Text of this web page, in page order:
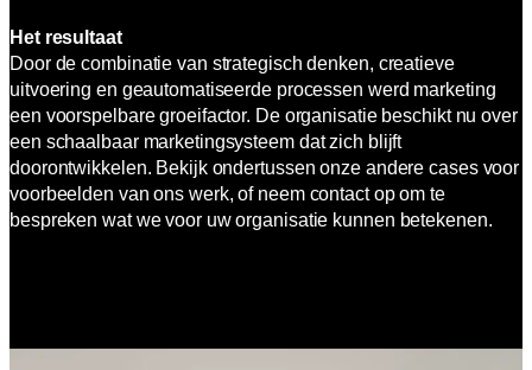
Het resultaat
Door de combinatie van strategisch denken, creatieve
uitvoering en geautomatiseerde processen werd marketing
een voorspelbare groeifactor. De organisatie beschikt nu over
een schaalbaar marketingsysteem dat zich blijft
doorontwikkelen. Bekijk ondertussen onze andere cases voor
voorbeelden van ons werk, of neem contact op om te
bespreken wat we voor uw organisatie kunnen betekenen.